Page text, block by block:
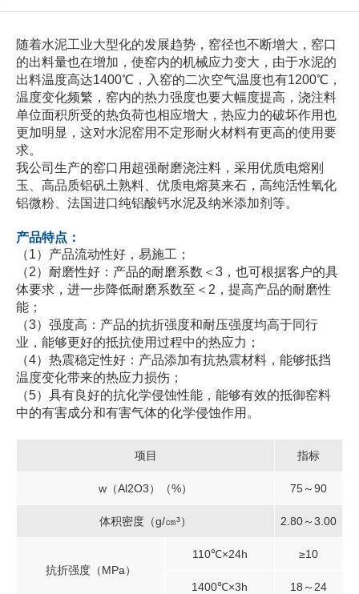
随着水泥工业大型化的发展趋势，窑径也不断增大，窑口
的出料量也在增加，使窑内的机械应力变大，由于水泥的
出料温度高达1400℃，入窑的二次空气温度也有1200℃，
温度变化频繁，窑内的热力强度也要大幅度提高，浇注料
单位面积所受的热负荷也相应增大，热应力的破坏作用也
更加明显，这对水泥窑用不定形耐火材料有更高的使用要
求。
我公司生产的窑口用超强耐磨浇注料，采用优质电熔刚
玉、高品质铝矾土熟料、优质电熔莫来石，高纯活性氧化
铝微粉、法国进口纯铝酸钙水泥及纳米添加剂等。
产品特点：
（1）产品流动性好，易施工；
（2）耐磨性好：产品的耐磨系数＜3，也可根据客户的具
体要求，进一步降低耐磨系数至＜2，提高产品的耐磨性
能；
（3）强度高：产品的抗折强度和耐压强度均高于同行
业，能够更好的抵抗使用过程中的热应力；
（4）热震稳定性好：产品添加有抗热震材料，能够抵挡
温度变化带来的热应力损伤；
（5）具有良好的抗化学侵蚀性能，能够有效的抵御窑料
中的有害成分和有害气体的化学侵蚀作用。
项目 指标
w（Al2O3）（%） 75～90
体积密度（g/㎝³） 2.80～3.00
抗折强度（MPa）
110℃×24h ≥10
1400℃×3h 18～24